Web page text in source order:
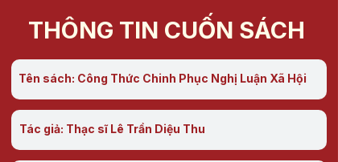
Tên sách: Công Thức Chinh Phục Nghị Luận Xã Hội
Tác giả: Thạc sĩ Lê Trần Diệu Thu
THÔNG TIN CUỐN SÁCH